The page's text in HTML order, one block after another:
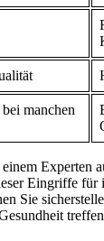
manchen
Experten​
Eingriffe für
Sie